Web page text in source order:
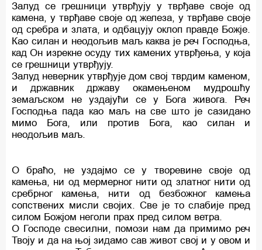
Залуд се грешници утврђују у тврђаве своје од
камена, у тврђаве своје од железа, у тврђаве своје
од сребра и злата, и одбацују оклоп правде Божје.
Као силан и неодољив маљ каква је реч Господња,
кад Он изрекне осуду тих камених утврђења, у која
се грешници утврђују.
Залуд неверник утврђује дом свој тврдим каменом,
и државник државу окамењеном мудрошћу
земаљском не уздајући се у Бога живога. Реч
Господња пада као маљ на све што је сазидано
мимо Бога, или против Бога, као силан и
неодољив маљ.
О браћо, не уздајмо се у творевине своје од
камења, ни од мермерног нити од златног нити од
сребрног камења, нити од безбожног камења
сопствених мисли својих. Све је то слабије пред
силом Божјом неголи прах пред силом ветра.
О Господе свесилни, помози нам да примимо реч
Твоју и да на њој зидамо сав живот свој и у овом и